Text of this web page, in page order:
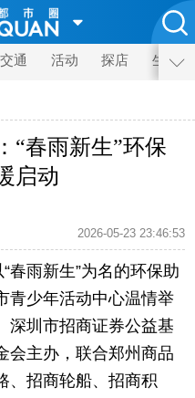
交通 活动 探店 生活
“春雨新生”环保
启动
2026-05-23 23:46:53
春雨新生”为名的环保助
青少年活动中心温情举
深圳市招商证券公益基
会主办，联合郑州商品
、招商轮船、招商积